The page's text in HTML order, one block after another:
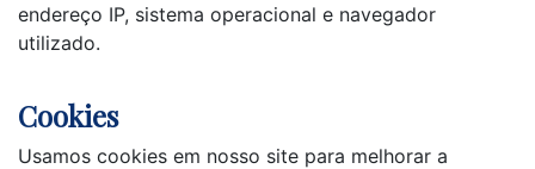
endereço IP, sistema operacional e navegador
utilizado.
Cookies
Usamos cookies em nosso site para melhorar a